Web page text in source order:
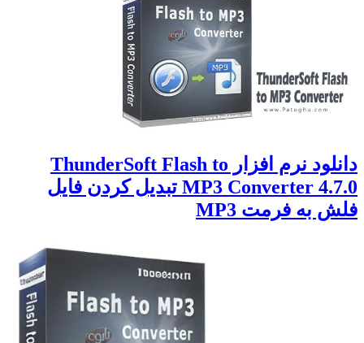
دانلود نرم افزار ThunderSoft Flash to
MP3 Converter 4.7.0 تبدیل کردن فایل
فلش به فرمت MP3